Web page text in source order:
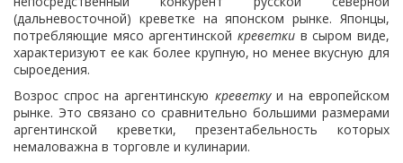
(дальневосточной) креветке на японском рынке. Японцы,
потребляющие мясо аргентинской креветки в сыром виде,
характеризуют ее как более крупную, но менее вкусную для
сыроедения.
Возрос спрос на аргентинскую креветкуи на европейском
рынке. Это связано со сравнительно большими размерами
аргентинской креветки, презентабельность которых
немаловажна в торговле и кулинарии.